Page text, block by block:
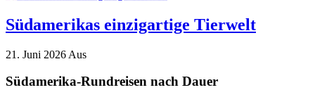
Südamerikas einzigartige Tierwelt
21. Juni 2026 Aus
Südamerika-Rundreisen nach Dauer